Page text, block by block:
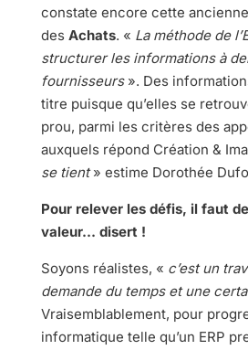
constate encore cette
des Achats. « La méthode de
structurer les informations à
fournisseurs ». Des
titre puisque qu’elles se
prou, parmi les critères des
auxquels répond Création &
se tient» estime Dorothée
Pour relever les défis, il faut
valeur… disert !
Soyons réalistes, « c’est un
demande du temps et une
Vraisemblablement, pour
informatique telle qu’un ERP